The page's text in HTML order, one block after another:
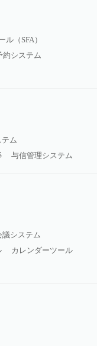
ル（SFA）
約システム
ム
与信管理システム
議システム
カレンダーツール